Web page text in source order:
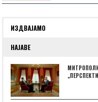
ИЗДВАЈАМО
НАЈАВЕ